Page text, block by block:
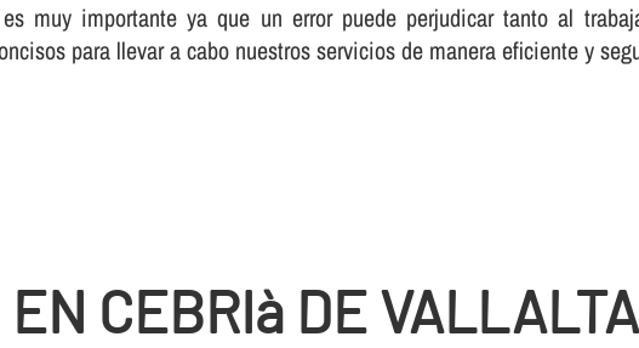
muy importante ya que un error puede perjudicar tanto al
para llevar a cabo nuestros servicios de manera eficiente y
CEBRIà DE VALLALTA